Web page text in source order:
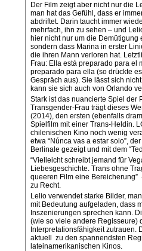
Der Film zeigt aber nicht nur die
man hat das Gefühl, dass er
abdriftet. Darin taucht immer
mehrfach, ihn zu sehen – und
hier nicht nur um die Demütigung
sondern dass Marina in erster
die ihren Mann verloren hat.
Frau: Ella está preparado para el
preparado para ella (so drückte
Gespräch aus). Sie lässt sich
kann sie sich auch von Orlando
Stark ist das nuancierte Spiel der
Transgender-Frau trägt dieses
(2014), den ersten (ebenfalls
Spielfilm mit einer Trans-Heldin.
chilenischen Kino noch wenig
etwa “Núnca vas a estar solo”,
Berlinale gezeigt und mit dem
“Vielleicht schreibt jemand für
Liebesgeschichte. Trans ohne
queeren Film eine Bereicherung”
zu Recht.
Lelio verwendet starke Bilder,
mit Bedeutung aufgeladen, dass
Inszenierungen sprechen kann.
(wie so viele andere Regisseure)
Interpretationsfähigkeit zutrauen.
aktuell zu den spannendsten
lateinamerikanischen Kinos.